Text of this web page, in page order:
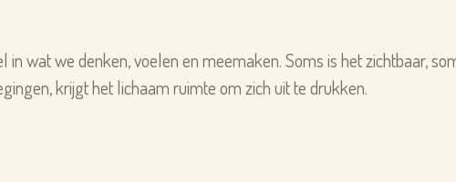
in wat we denken, voelen en meemaken. Soms is het zichtbaar,
krijgt het lichaam ruimte om zich uit te drukken.